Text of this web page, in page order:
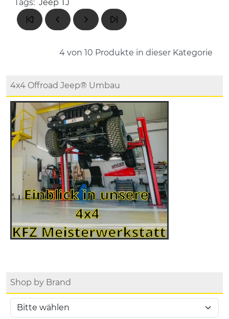
Tags: Jeep TJ
4 von 10 Produkte in dieser Kategorie
4x4 Offroad Jeep® Umbau
Shop by Brand